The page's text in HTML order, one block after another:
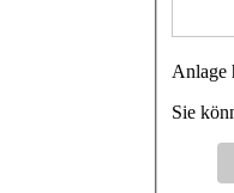
Anlage
Sie